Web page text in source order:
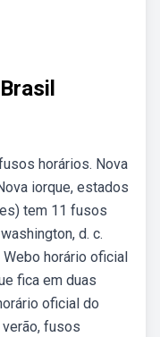
horários. Nova
iorque, estados
tem 11 fusos
d. c.
horário oficial
fica em duas
oficial do
fusos